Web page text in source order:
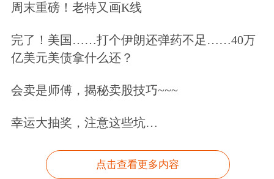
持续大幅转好。预计公司2019年-2020
年实现净利润分别为1.81亿元、2.39亿
元，对应估值分别为14倍、11倍，维
持“买入”评级。
此外，安车检测今年二季度也备受机构
持仓，累计持股数量达3290.10万股，
周末重磅！老特又画K线
完了！美国……打个伊朗还弹药不足……40万
亿美元美债拿什么还？
会卖是师傅，揭秘卖股技巧~~~
幸运大抽奖，注意这些坑…
点击查看更多内容